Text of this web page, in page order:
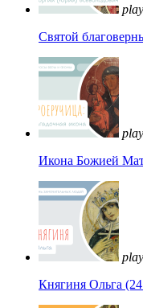
Святой
Икона Божией
Княгиня Ольга